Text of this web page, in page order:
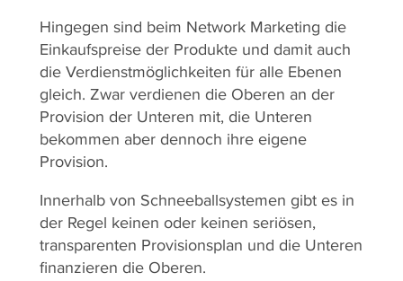
Hingegen sind beim Network Marketing die
Einkaufspreise der Produkte und damit auch
die Verdienstmöglichkeiten für alle Ebenen
gleich. Zwar verdienen die Oberen an der
Provision der Unteren mit, die Unteren
bekommen aber dennoch ihre eigene
Provision.
Innerhalb von Schneeballsystemen gibt es in
der Regel keinen oder keinen seriösen,
transparenten Provisionsplan und die Unteren
finanzieren die Oberen.